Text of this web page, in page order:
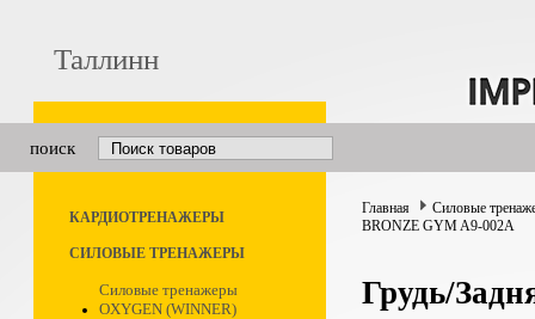
Таллинн
поиск
КАРДИОТРЕНАЖЕРЫ
СИЛОВЫЕ ТРЕНАЖЕРЫ
Силовые тренажеры
OXYGEN (WINNER)
Главная
Силовые
BRONZE GYM A9-002А
Грудь/